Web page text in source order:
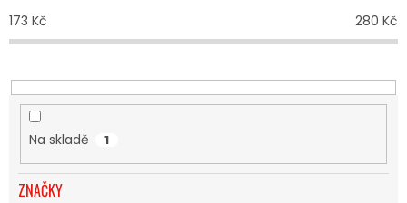
D
U
T
Ů
173 Kč 280 Kč
Na skladě 1
ZNAČKY